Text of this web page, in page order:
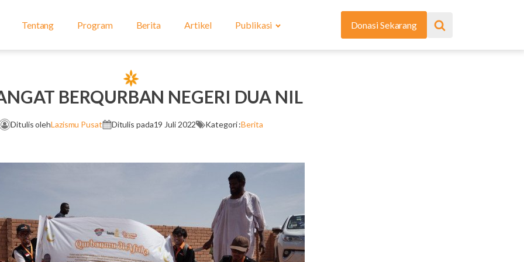
Tentang Program Berita Artikel Publikasi Donasi Sekarang
BERQURBAN NEGERI DUA NIL
Ditulis olehLazismu Pusat Ditulis pada19 Juli 2022 Kategori :Berita